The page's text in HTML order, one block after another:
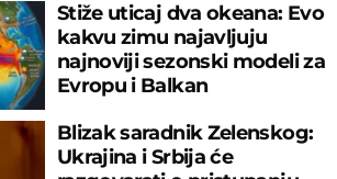
Stiže uticaj dva okeana: Evo
kakvu zimu najavljuju
najnoviji sezonski modeli za
Evropu i Balkan
Blizak saradnik Zelenskog:
Ukrajina i Srbija će